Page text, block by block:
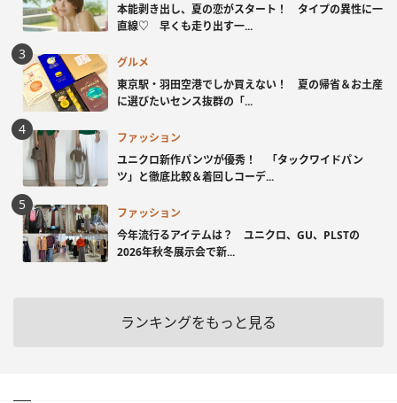
本能剥き出し、夏の恋がスタート！ タイプの異性に一
直線♡ 早くも走り出す一...
グルメ
東京駅・羽田空港でしか買えない！ 夏の帰省＆お土産
に選びたいセンス抜群の「...
ファッション
ユニクロ新作パンツが優秀！ 「タックワイドパン
ツ」と徹底比較＆着回しコーデ...
ファッション
今年流行るアイテムは？ ユニクロ、GU、PLSTの
2026年秋冬展示会で新...
ランキングをもっと見る